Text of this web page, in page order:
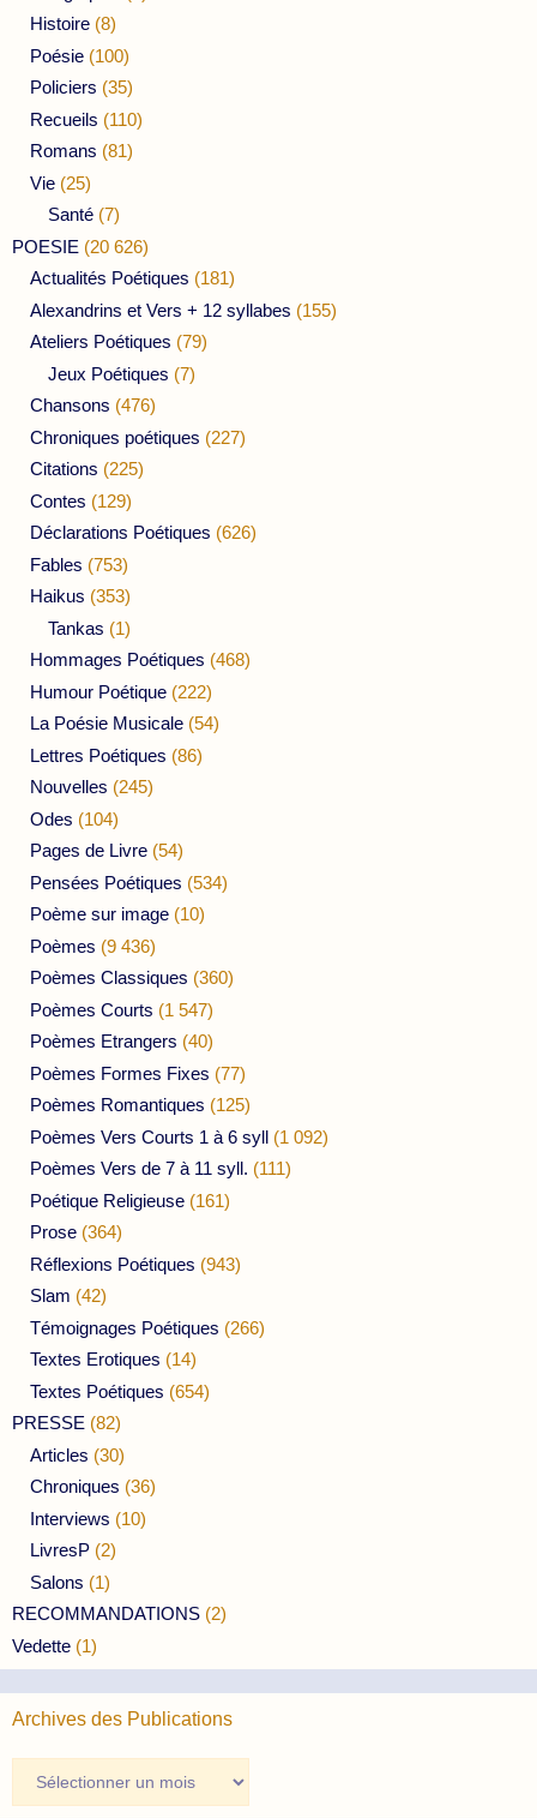
Histoire (8)
Poésie (100)
Policiers (35)
Recueils (110)
Romans (81)
Vie (25)
Santé (7)
POESIE (20 626)
Actualités Poétiques (181)
Alexandrins et Vers + 12 syllabes (155)
Ateliers Poétiques (79)
Jeux Poétiques (7)
Chansons (476)
Chroniques poétiques (227)
Citations (225)
Contes (129)
Déclarations Poétiques (626)
Fables (753)
Haikus (353)
Tankas (1)
Hommages Poétiques (468)
Humour Poétique (222)
La Poésie Musicale (54)
Lettres Poétiques (86)
Nouvelles (245)
Odes (104)
Pages de Livre (54)
Pensées Poétiques (534)
Poème sur image (10)
Poèmes (9 436)
Poèmes Classiques (360)
Poèmes Courts (1 547)
Poèmes Etrangers (40)
Poèmes Formes Fixes (77)
Poèmes Romantiques (125)
Poèmes Vers Courts 1 à 6 syll (1 092)
Poèmes Vers de 7 à 11 syll. (111)
Poétique Religieuse (161)
Prose (364)
Réflexions Poétiques (943)
Slam (42)
Témoignages Poétiques (266)
Textes Erotiques (14)
Textes Poétiques (654)
PRESSE (82)
Articles (30)
Chroniques (36)
Interviews (10)
LivresP (2)
Salons (1)
RECOMMANDATIONS (2)
Vedette (1)
Archives des Publications
des
Publications